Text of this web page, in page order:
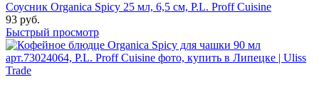
Соусник Organica Spicy 25 мл, 6,5 см, P.L. Proff Cuisine
93 руб.
Быстрый просмотр